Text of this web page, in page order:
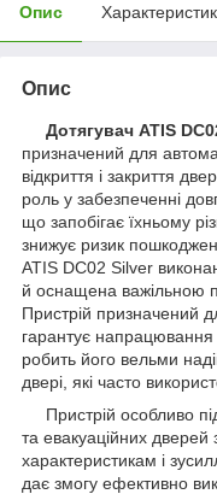
Опис
Опис
Дотягувач ATIS
призначений для
відкриття і закриття
роль у забезпеченні
що запобігає їхньому
знижує ризик
ATIS DC02 Silver
й оснащена важільною
Пристрій призначений
гарантує
робить його вельми
двері, які часто
Пристрій особливо
та евакуаційних дверей
характеристикам і
дає змогу ефективно